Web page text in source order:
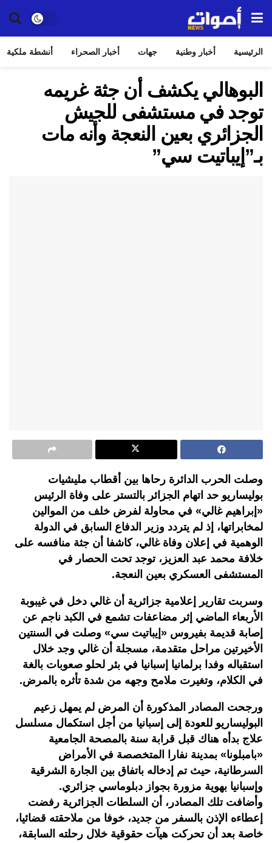
الرئيسية أخبار وطنية جهات أخبار الصحراء أنشطة ملكية
البوهالي يكشف أن جثة غريمه
توجد في مستشفى للجيش
الجزائري بعين النعجة وأنه مات
بـ”إيباتيت سي”
وصلت الحرب الدائرة رحاها بين أقطاب مليشيات
بوليساريو حد اتهام الجزائر بالتستر على وفاة الرئيس
«إبراهيم غالي» في محاولة لفرض خلف من الموالين
لمخابراتها، إذ لم يتردد وزير الدفاع السابق في الدولة
الوهمية في إعلان وفاة غالي، كاشفا أن جثة منافسه على
خلافة محمد عبد العزيز، توجد تحت الحصار في
المستشفى العسكري بعين النعجة.
وسربت تقارير إعلامية جزائرية أن غالي دخل في غيبوبة
الأربعاء الماضي إثر مضاعفات تشمع في الكبد ناجم عن
إصابة قديمة بفيروس «إيباتيت سي» وصلت في السنتين
الأخيرتين مراحل متقدمة، مسجلة أن غالي وجد خلال
استقباله وفدا برلمانيا إسبانيا في بئر لحلو صعوبات بالغة
في الكلام، وتغيرت ملامح وجهه من شدة تأثره بالمرض.
ورجحت المصادر المذكورة أن المرض لم يمهل زعيم
البوليساريو للعودة إلى إسبانيا من أجل استكمال مسلسل
علاج بدأه هناك قبل قرابة سنة بالمصحة الجامعية
«بامبلونا» بمدينة نفارا المتخصصة في الأمراض
السرطانية، حيث تم إدخاله باتفاق بين الجارة الشرقية
وإسبانيا بهوية مزورة بجواز دبلوماسي جزائري.
وأضافت تلك المصادر، أن السلطات الجزائرية رفضت
إعطاءه الإذن بالسفر من جديد، خوفا من ملاحقته قضائيا،
خاصة بعد أن تحركت هيآت حقوقية خلال رحلته السابقة،